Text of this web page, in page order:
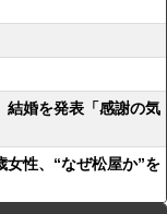
結婚を発表「感謝の気
女性、“なぜ松屋か”を